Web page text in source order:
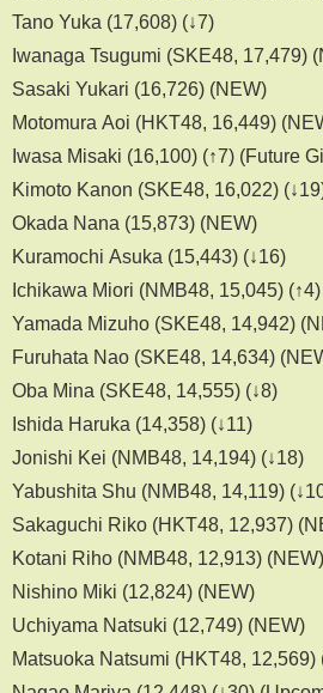
Tano Yuka (17,608) (↓7)
Iwanaga Tsugumi (SKE48, 17,479)
Sasaki Yukari (16,726) (NEW)
Motomura Aoi (HKT48, 16,449)
Iwasa Misaki (16,100) (↑7) (Future
Kimoto Kanon (SKE48, 16,022)
Okada Nana (15,873) (NEW)
Kuramochi Asuka (15,443) (↓16)
Ichikawa Miori (NMB48, 15,045) (↑4)
Yamada Mizuho (SKE48, 14,942)
Furuhata Nao (SKE48, 14,634)
Oba Mina (SKE48, 14,555) (↓8)
Ishida Haruka (14,358) (↓11)
Jonishi Kei (NMB48, 14,194) (↓18)
Yabushita Shu (NMB48, 14,119)
Sakaguchi Riko (HKT48, 12,937)
Kotani Riho (NMB48, 12,913) (NEW)
Nishino Miki (12,824) (NEW)
Uchiyama Natsuki (12,749) (NEW)
Matsuoka Natsumi (HKT48, 12,569)